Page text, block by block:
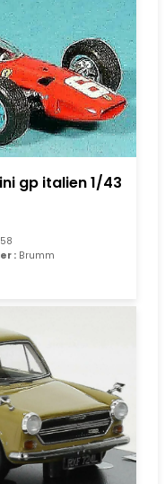
gp italien 1/43
: Brumm